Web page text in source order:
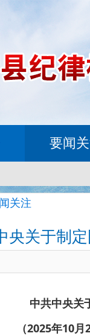
要闻
关注
央关于制
中共中央关
（2025年10